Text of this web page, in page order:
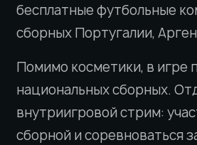
бесплатные футбольные
сборных Португалии,
Помимо косметики, в игре
национальных сборных.
внутриигровой стрим:
сборной и соревноваться